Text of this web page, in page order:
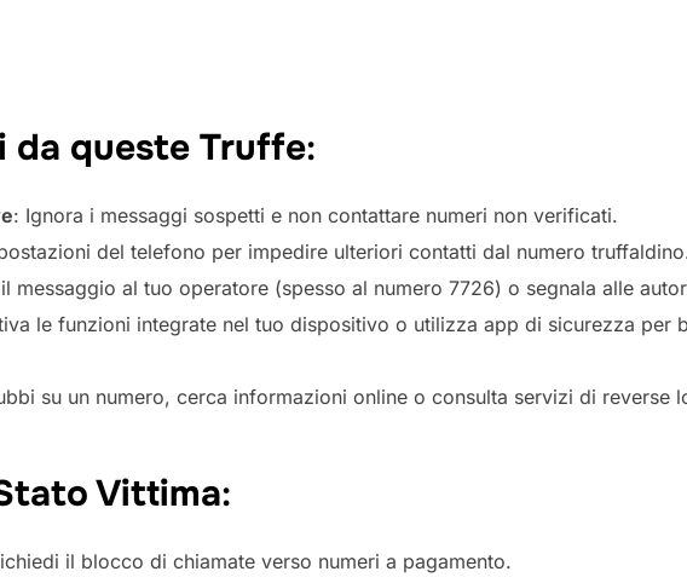
da queste Truffe:
: Ignora i messaggi sospetti e non contattare numeri non verificati.
del telefono per impedire ulteriori contatti dal numero
messaggio al tuo operatore (spesso al numero 7726) o segnala alle
le funzioni integrate nel tuo dispositivo o utilizza app di sicurezza per
su un numero, cerca informazioni online o consulta servizi di reverse
Vittima:
il blocco di chiamate verso numeri a pagamento.